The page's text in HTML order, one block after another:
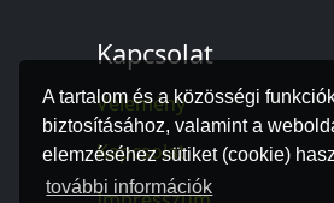
A tartalom és a közösségi
biztosításához, valamint a
elemzéséhez sütiket (cookie)
további információk
Kapcsolat
Vélemény
Kapcsolat